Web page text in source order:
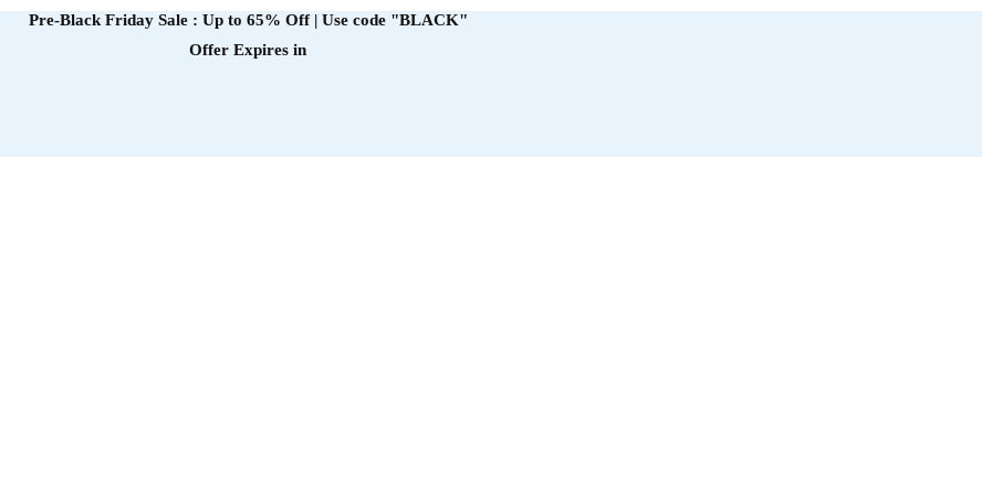
Pre-Black Friday Sale : Up to 65% Off | Use code "BLACK"
Offer Expires in